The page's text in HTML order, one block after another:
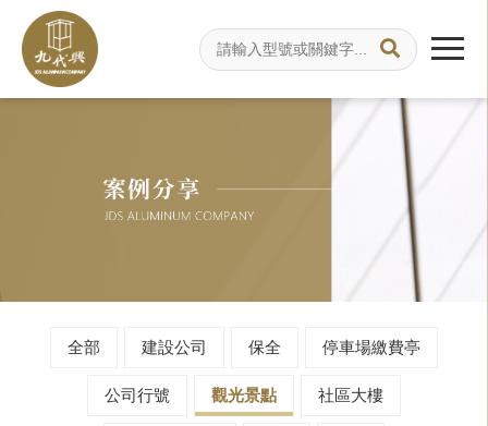
全部 建設公司 保全 停車場繳費亭
公司行號 觀光景點 社區大樓